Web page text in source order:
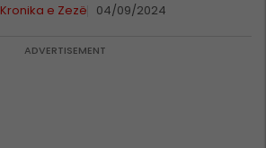
Kronika e Zezë 04/09/2024